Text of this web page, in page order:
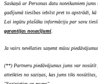
Saskaņā ar Personas datu noteikumiem
gadījumā tiesības iebilst pret to apstrādi,
Lai iegūtu plašāku informāciju par savu
garantijas nosacījumi.
Ja vairs nevēlaties saņemt mūsu
(**) Partneru piedāvājumus jums var
atteikties no saziņas, kas jums tiks